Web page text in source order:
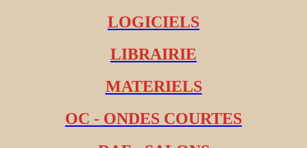
LOGICIELS
LIBRAIRIE
MATERIELS
OC - ONDES COURTES